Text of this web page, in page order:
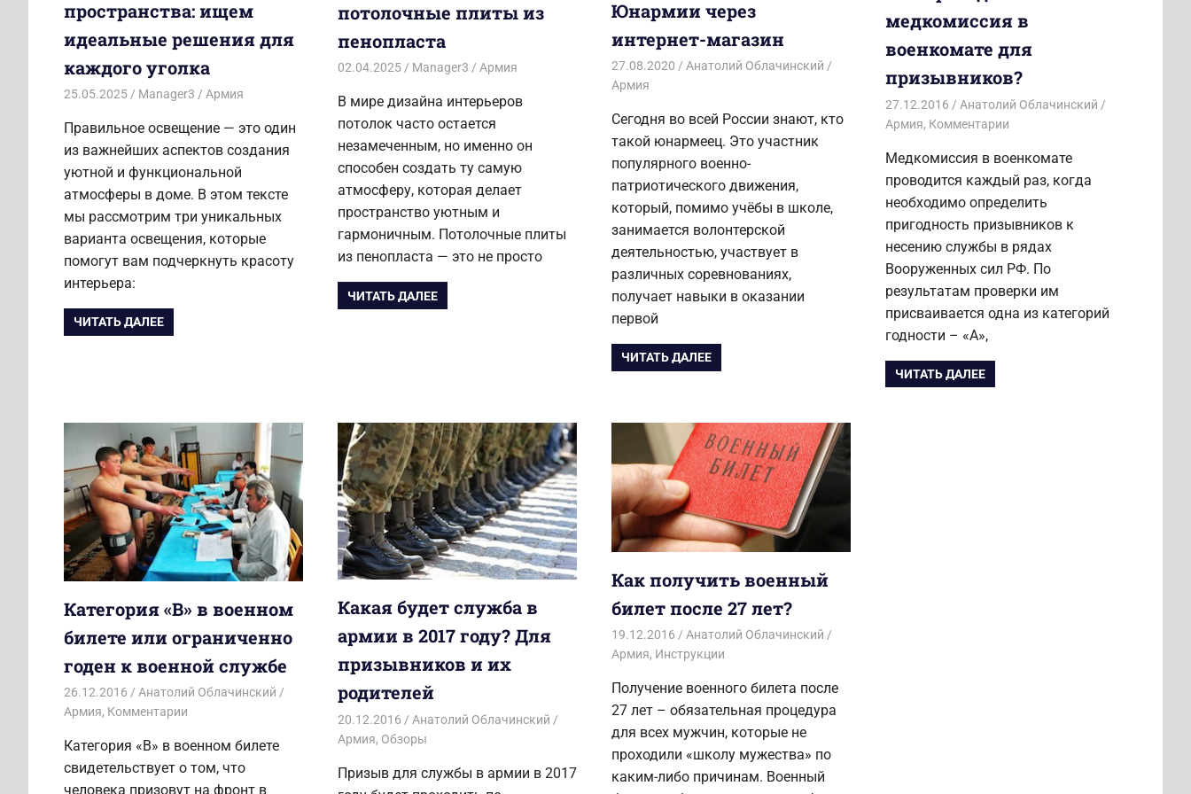
пространства: ищем
идеальные решения для
каждого уголка
25.05.2025 Manager3 Армия
Правильное освещение — это один
из важнейших аспектов создания
уютной и функциональной
атмосферы в доме. В этом тексте
мы рассмотрим три уникальных
варианта освещения, которые
помогут вам подчеркнуть красоту
интерьера:
ЧИТАТЬ ДАЛЕЕ
потолочные плиты из
пенопласта
02.04.2025 Manager3 Армия
В мире дизайна интерьеров
потолок часто остается
незамеченным, но именно он
способен создать ту самую
атмосферу, которая делает
пространство уютным и
гармоничным. Потолочные плиты
из пенопласта — это не просто
ЧИТАТЬ ДАЛЕЕ
Юнармии через
интернет-магазин
27.08.2020
Анатолий Облачинский
Армия
Сегодня во всей России знают, кто
такой юнармеец. Это участник
популярного военно-
патриотического движения,
который, помимо учёбы в школе,
занимается волонтерской
деятельностью, участвует в
различных соревнованиях,
получает навыки в оказании
первой
ЧИТАТЬ ДАЛЕЕ
медкомиссия в
военкомате для
призывников?
27.12.2016
Анатолий Облачинский
Армия, Комментарии
Медкомиссия в военкомате
проводится каждый раз, когда
необходимо определить
пригодность призывников к
несению службы в рядах
Вооруженных сил РФ. По
результатам проверки им
присваивается одна из категорий
годности – «А»,
ЧИТАТЬ ДАЛЕЕ
Категория «В» в военном
билете или ограниченно
годен к военной службе
26.12.2016
Анатолий Облачинский
Армия, Комментарии
Категория «В» в военном билете
свидетельствует о том, что
человека призовут на фронт в
Какая будет служба в
армии в 2017 году? Для
призывников и их
родителей
20.12.2016
Анатолий Облачинский
Армия, Обзоры
Призыв для службы в армии в 2017
Как получить военный
билет после 27 лет?
19.12.2016
Анатолий Облачинский
Армия, Инструкции
Получение военного билета после
27 лет – обязательная процедура
для всех мужчин, которые не
проходили «школу мужества» по
каким-либо причинам. Военный